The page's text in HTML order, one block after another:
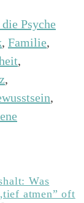
Psyche
, Familie,
,
,
,
Was
atmen” oft